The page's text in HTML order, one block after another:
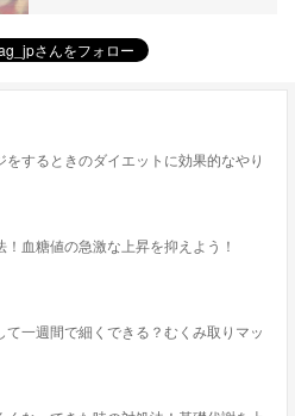
をするときのダイエットに効果的なやり
血糖値の急激な上昇を抑えよう！
て一週間で細くできる？むくみ取りマッ